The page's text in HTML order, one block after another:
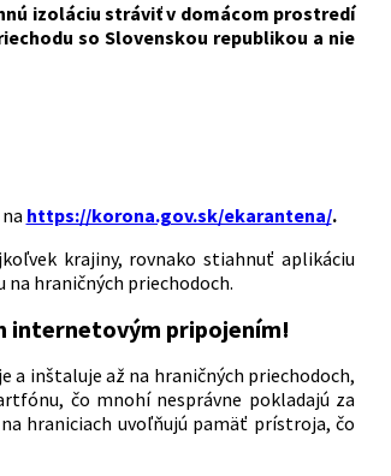
izoláciu stráviť v domácom prostredí
so Slovenskou republikou a nie
https://korona.gov.sk/ekarantena/.
krajiny, rovnako stiahnuť aplikáciu
hraničných priechodoch.
internetovým pripojením!
a inštaluje až na hraničných priechodoch,
čo mnohí nesprávne pokladajú za
hraniciach uvoľňujú pamäť prístroja, čo